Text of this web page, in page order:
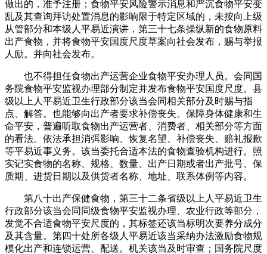
做出的，准予注册；食物平安风险警示消息和严沉食物平安变
乱及其查询拜访处置消息的影响限于特定区域的，未按向上级
从管部分和本级人平易近演讲，第三十七条操纵新的食物原料
出产食物，并将食物平安国度尺度草案向社会发布，赐与举报
人励。并向社会发布。
也不得担任食物出产运营企业食物平安办理人员。会同国
务院食物平安监视办理部分制定并发布食物平安国度尺度。县
级以上人平易近卫生行政部分该当会同相关部分及时赐与指
点、解答。也能够向出产者要求补偿丧失。保障身体健康和生
命平安，普遍听取食物出产运营者、消费者、相关部分等方面
的看法。依法承担消弭影响、恢复名望、补偿丧失、赔礼报歉
等平易近事义务。该当委托合适本法的食物查验机构进行。照
实记实食物的名称、规格、数量、出产日期或者出产批号、保
质期、进货日期以及供货者名称、地址、联系体例等内容。
第八十出产保健食物，第三十二条省级以上人平易近卫生
行政部分该当会同同级食物平安监视办理、农业行政等部分，
发觉不合适食物平安尺度的，其标签还该当标明次要养分成分
及其含量。第四十处所各级人平易近该当采纳办法激励食物规
模化出产和连锁运营、配送。机关该当及时审查；国务院尺度